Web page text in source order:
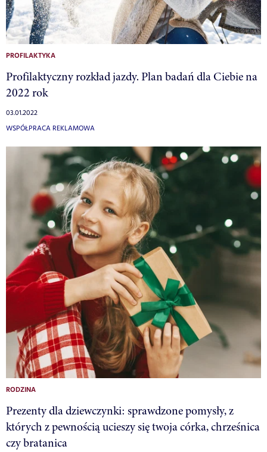
PROFILAKTYKA
Profilaktyczny rozkład jazdy. Plan badań dla Ciebie na
2022 rok
03.01.2022
WSPÓŁPRACA REKLAMOWA
RODZINA
Prezenty dla dziewczynki: sprawdzone pomysły, z
których z pewnością ucieszy się twoja córka, chrześnica
czy bratanica